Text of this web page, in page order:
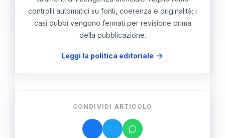
controlli automatici su fonti, coerenza e originalità; i
casi dubbi vengono fermati per revisione prima
della pubblicazione.
Leggi la politica editoriale
CONDIVIDI ARTICOLO